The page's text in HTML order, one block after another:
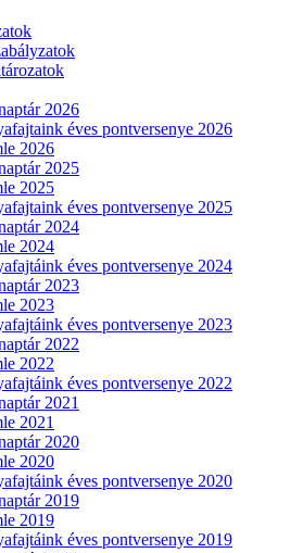
2026
éves pontversenye 2026
2026
2025
2025
éves pontversenye 2025
2024
2024
éves pontversenye 2024
2023
2023
éves pontversenye 2023
2022
2022
éves pontversenye 2022
2021
2021
2020
2020
éves pontversenye 2020
2019
2019
éves pontversenye 2019